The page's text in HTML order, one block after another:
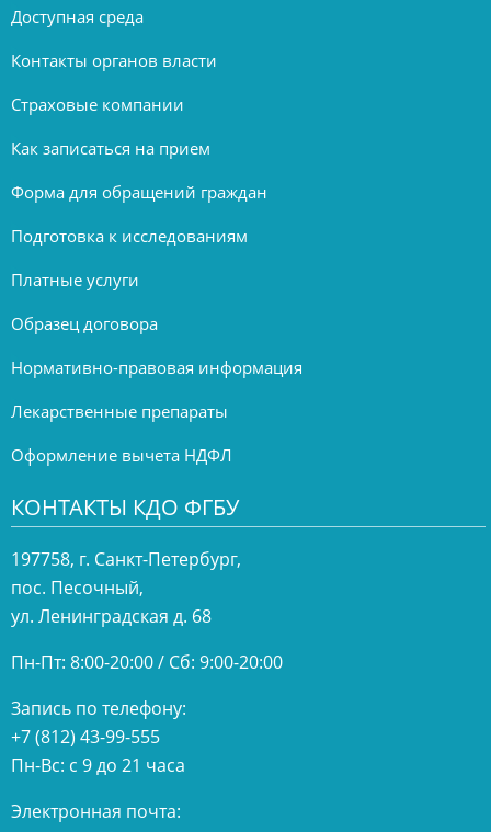
Доступная среда
Контакты органов власти
Страховые компании
Как записаться на прием
Форма для обращений граждан
Подготовка к исследованиям
Платные услуги
Образец договора
Нормативно-правовая информация
Лекарственные препараты
Оформление вычета НДФЛ
КОНТАКТЫ КДО ФГБУ
197758, г. Санкт-Петербург,
пос. Песочный,
ул. Ленинградская д. 68
Пн-Пт: 8:00-20:00 / Сб: 9:00-20:00
Запись по телефону:
+7 (812) 43-99-555
Пн-Вс: с 9 до 21 часа
Электронная почта: